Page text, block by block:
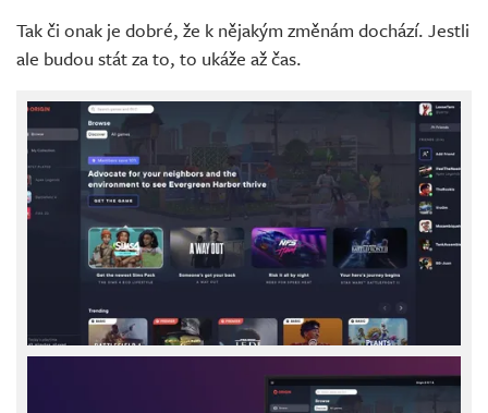
Tak či onak je dobré, že k nějakým změnám dochází. Jestli
ale budou stát za to, to ukáže až čas.